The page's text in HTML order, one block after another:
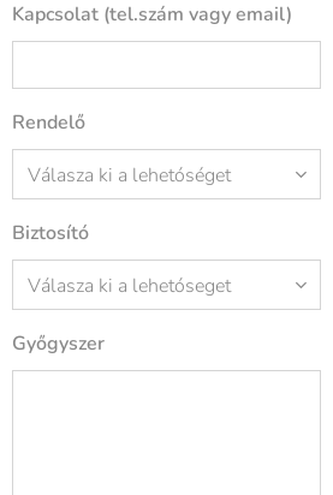
Kapcsolat (tel.szám vagy email)
Rendelő
Biztosító
Győgyszer